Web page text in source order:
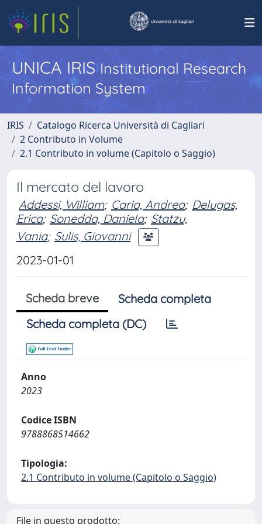
UNICA IRISInstitutional Research
Information System
IRIS
Catalogo Ricerca Università di Cagliari
2 Contributo in Volume
2.1 Contributo in volume (Capitolo o Saggio)
Il mercato del lavoro
Addessi, William; Caria, Andrea; Delugas,
Erica; Sonedda, Daniela; Statzu,
Vania; Sulis, Giovanni
2023-01-01
Scheda breve
Scheda completa
Scheda completa (DC)
Anno
2023
Codice ISBN
9788868514662
Tipologia:
2.1 Contributo in volume (Capitolo o Saggio)
File in questo prodotto: